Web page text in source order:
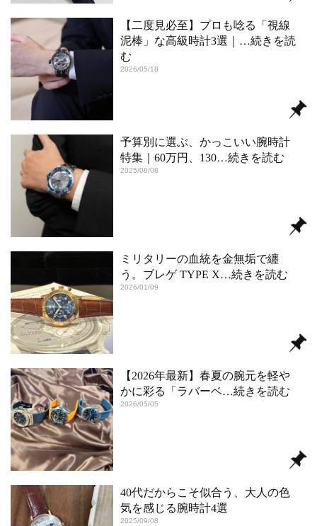
【二度見必至】プロも唸る「視線
泥棒」な高級時計3選｜ …続きを読
む
2026/05/18
予算別に選ぶ、かっこいい腕時計
特集｜60万円、130…続きを読む
2025/08/08
ミリタリーの血統を金無垢で纏
う。ブレゲ TYPE X…続きを読む
2026/01/09
【2026年最新】春夏の腕元を軽や
かに彩る「ラバーベ…続きを読む
2026/05/05
40代だからこそ似合う、大人の色
気を感じる腕時計4選
2025/09/08